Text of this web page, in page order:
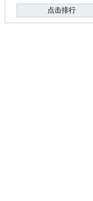
点击排行